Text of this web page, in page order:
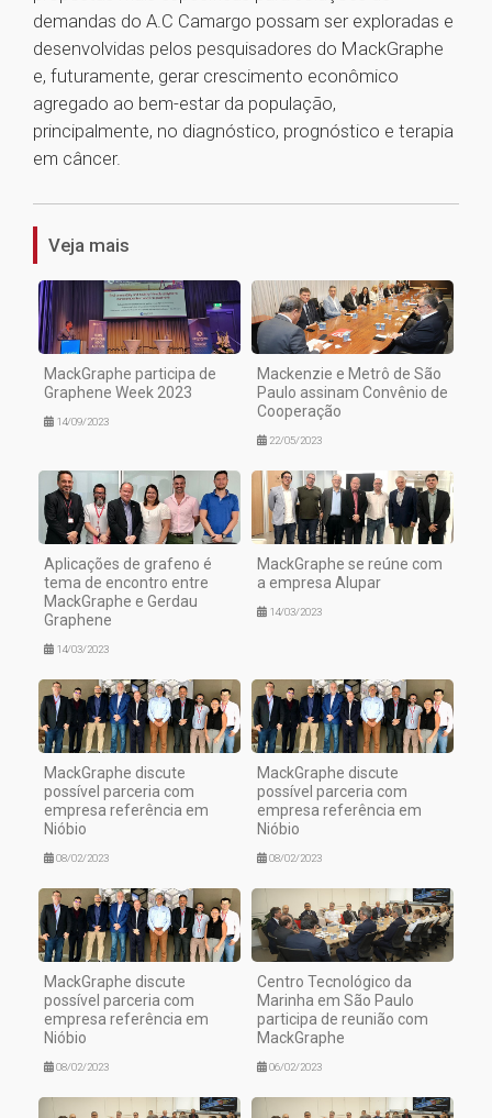
demandas do A.C Camargo possam ser exploradas e
desenvolvidas pelos pesquisadores do MackGraphe
e, futuramente, gerar crescimento econômico
agregado ao bem-estar da população,
principalmente, no diagnóstico, prognóstico e terapia
em câncer.
Veja mais
MackGraphe participa de
Graphene Week 2023
14/09/2023
Mackenzie e Metrô de São
Paulo assinam Convênio de
Cooperação
22/05/2023
Aplicações de grafeno é
tema de encontro entre
MackGraphe e Gerdau
Graphene
14/03/2023
MackGraphe se reúne com
a empresa Alupar
14/03/2023
MackGraphe discute
possível parceria com
empresa referência em
Nióbio
08/02/2023
MackGraphe discute
possível parceria com
empresa referência em
Nióbio
08/02/2023
MackGraphe discute
possível parceria com
empresa referência em
Nióbio
08/02/2023
Centro Tecnológico da
Marinha em São Paulo
participa de reunião com
MackGraphe
06/02/2023